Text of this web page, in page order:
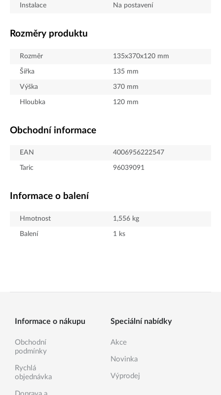
Instalace Na postavení
Rozměry produktu
Rozměr 135x370x120 mm
Šířka 135 mm
Výška 370 mm
Hloubka 120 mm
Obchodní informace
EAN 4006956222547
Taric 96039091
Informace o balení
Hmotnost 1,556 kg
Balení 1 ks
Informace o nákupu
Obchodní
podmínky
Rychlá
objednávka
Doprava a
Speciální nabídky
Akce
Novinka
Výprodej